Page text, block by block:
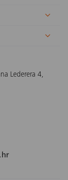
Lederera 4,